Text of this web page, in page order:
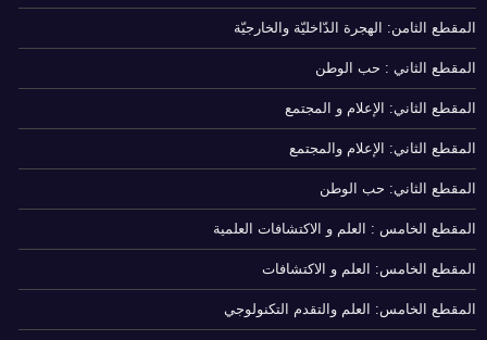
المقطع الثامن: الهجرة الدّاخليّة والخارجيّة
المقطع الثاني : حب الوطن
المقطع الثاني: الإعلام و المجتمع
المقطع الثاني: الإعلام والمجتمع
المقطع الثاني: حب الوطن
المقطع الخامس : العلم و الاكتشافات العلمية
المقطع الخامس: العلم و الاكتشافات
المقطع الخامس: العلم والتقدم التكنولوجي